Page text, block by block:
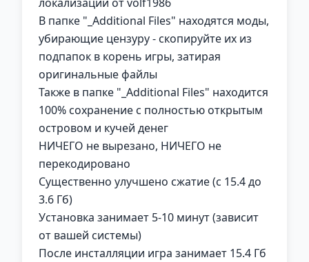
В папке "_Additional Files" находятся моды,
убирающие цензуру - скопируйте их из
подпапок в корень игры, затирая
оригинальные файлы
Также в папке "_Additional Files" находится
100% сохранение с полностью открытым
островом и кучей денег
НИЧЕГО не вырезано, НИЧЕГО не
перекодировано
Существенно улучшено сжатие (с 15.4 до
3.6 Гб)
Установка занимает 5-10 минут (зависит
от вашей системы)
После инсталляции игра занимает 15.4 Гб